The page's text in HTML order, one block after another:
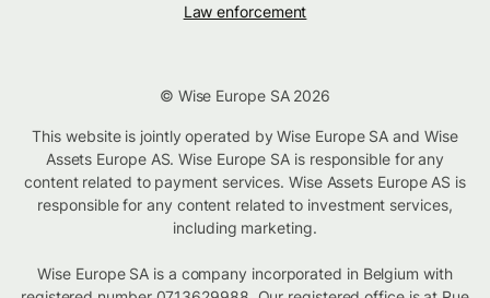
Law enforcement
© Wise Europe SA 2026
This website is jointly operated by Wise Europe SA and Wise
Assets Europe AS. Wise Europe SA is responsible for any
content related to payment services. Wise Assets Europe AS is
responsible for any content related to investment services,
including marketing.
Wise Europe SA is a company incorporated in Belgium with